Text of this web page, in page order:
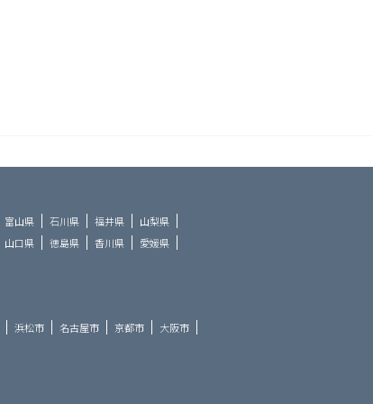
富山県 石川県 福井県
山梨県
山口県 徳島県 香川県
愛媛県
浜松市 名古屋市 京都市
大阪市